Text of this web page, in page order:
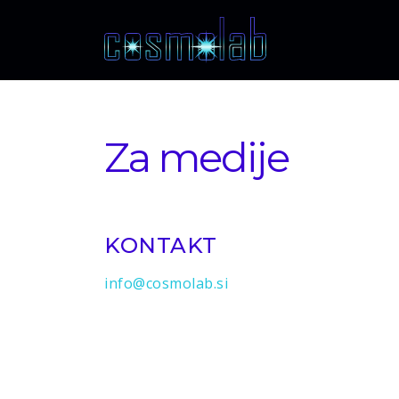
Za medije
KONTAKT
info@cosmolab.si